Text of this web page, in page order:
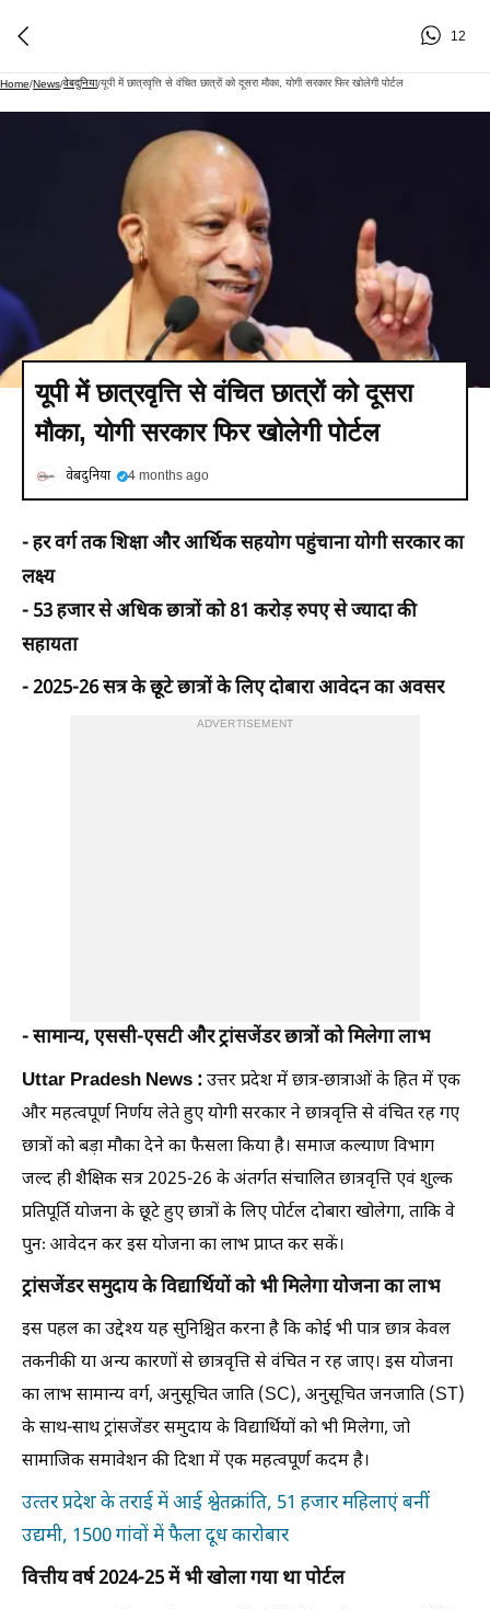
12
Home/News/वेबदुनिया/यूपी में छात्रवृत्ति से वंचित छात्रों को दूसरा मौका, योगी सरकार फिर खोलेगी पोर्टल
यूपी में छात्रवृत्ति से वंचित छात्रों को दूसरा
मौका, योगी सरकार फिर खोलेगी पोर्टल
वेबदुनिया 4 months ago
- हर वर्ग तक शिक्षा और आर्थिक सहयोग पहुंचाना योगी सरकार का
लक्ष्य
- 53 हजार से अधिक छात्रों को 81 करोड़ रुपए से ज्यादा की
सहायता
- 2025-26 सत्र के छूटे छात्रों के लिए दोबारा आवेदन का अवसर
ADVERTISEMENT
- सामान्य, एससी-एसटी और ट्रांसजेंडर छात्रों को मिलेगा लाभ
Uttar Pradesh News :उत्तर प्रदेश में छात्र-छात्राओं के हित में एक
और महत्वपूर्ण निर्णय लेते हुए योगी सरकार ने छात्रवृत्ति से वंचित रह गए
छात्रों को बड़ा मौका देने का फैसला किया है। समाज कल्याण विभाग
जल्द ही शैक्षिक सत्र 2025-26 के अंतर्गत संचालित छात्रवृत्ति एवं शुल्क
प्रतिपूर्ति योजना के छूटे हुए छात्रों के लिए पोर्टल दोबारा खोलेगा, ताकि वे
पुनः आवेदन कर इस योजना का लाभ प्राप्त कर सकें।
ट्रांसजेंडर समुदाय के विद्यार्थियों को भी मिलेगा योजना का लाभ
इस पहल का उद्देश्य यह सुनिश्चित करना है कि कोई भी पात्र छात्र केवल
तकनीकी या अन्य कारणों से छात्रवृत्ति से वंचित न रह जाए। इस योजना
का लाभ सामान्य वर्ग, अनुसूचित जाति (SC), अनुसूचित जनजाति (ST)
के साथ-साथ ट्रांसजेंडर समुदाय के विद्यार्थियों को भी मिलेगा, जो
सामाजिक समावेशन की दिशा में एक महत्वपूर्ण कदम है।
उत्‍तर प्रदेश के तराई में आई श्वेतक्रांति, 51 हजार महिलाएं बनीं
उद्यमी, 1500 गांवों में फैला दूध कारोबार
वित्तीय वर्ष 2024-25 में भी खोला गया था पोर्टल